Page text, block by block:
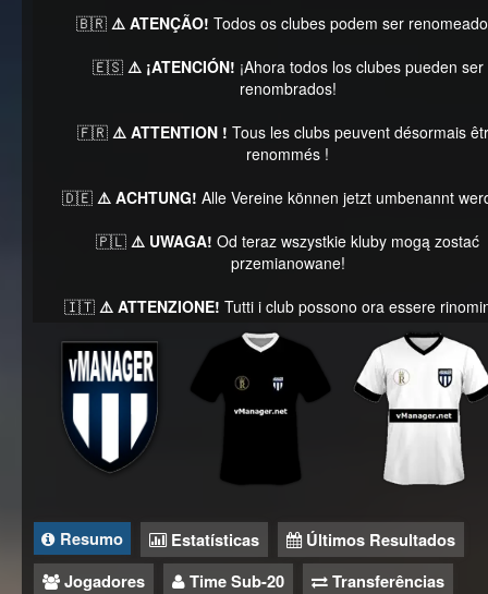
🇧🇷 ⚠️ ATENÇÃO! Todos os clubes podem ser
🇪🇸 ⚠️ ¡ATENCIÓN! ¡Ahora todos los clubes pueden ser
renombrados!
🇫🇷 ⚠️ ATTENTION ! Tous les clubs peuvent désormais
renommés !
🇩🇪 ⚠️ ACHTUNG! Alle Vereine können jetzt umbenannt
🇵🇱 ⚠️ UWAGA! Od teraz wszystkie kluby mogą zostać
przemianowane!
🇮🇹 ⚠️ ATTENZIONE! Tutti i club possono ora essere
Resumo Estatísticas
Últimos Resultados
Jogadores
Time Sub-20
Transferências